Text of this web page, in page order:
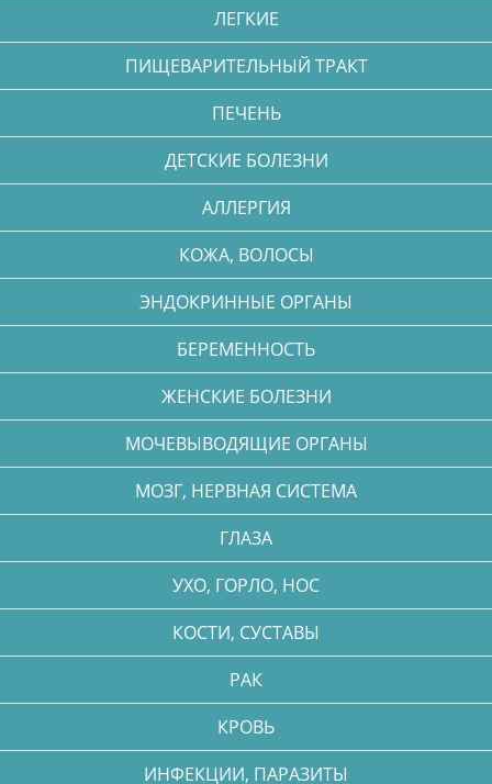
ЛЕГКИЕ
ПИЩЕВАРИТЕЛЬНЫЙ ТРАКТ
ПЕЧЕНЬ
ДЕТСКИЕ БОЛЕЗНИ
АЛЛЕРГИЯ
КОЖА, ВОЛОСЫ
ЭНДОКРИННЫЕ ОРГАНЫ
БЕРЕМЕННОСТЬ
ЖЕНСКИЕ БОЛЕЗНИ
МОЧЕВЫВОДЯЩИЕ ОРГАНЫ
МОЗГ, НЕРВНАЯ СИСТЕМА
ГЛАЗА
УХО, ГОРЛО, НОС
КОСТИ, СУСТАВЫ
РАК
КРОВЬ
ИНФЕКЦИИ, ПАРАЗИТЫ